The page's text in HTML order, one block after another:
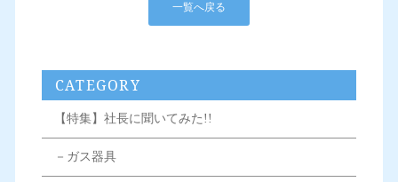
一覧へ戻る
CATEGORY
【特集】社長に聞いてみた!!
－ガス器具